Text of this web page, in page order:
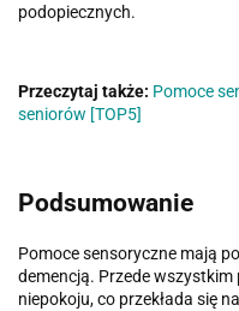
podopiecznych.
Przeczytaj także: Pomoce
seniorów [TOP5]
Podsumowanie
Pomoce sensoryczne mają
demencją. Przede
niepokoju, co przekłada się